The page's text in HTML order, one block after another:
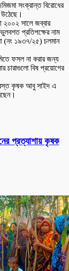
সংক্রান্ত বিরোধের
২০০২ সালে জব্বার
প্রতিপক্ষের নাম
(নং ১৯৩৭/২৫) চলমান
ফসল না করার জন্য
চারাগুলো বিষ প্রয়োগের
কৃষক আবু সাইদ এ
প্রত্যাশায় কৃষক